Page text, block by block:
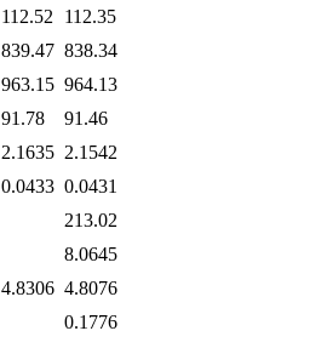
112.52
112.35
839.47 838.34
963.15 964.13
91.78
91.46
2.1635 2.1542
0.0433 0.0431
213.02
8.0645
4.8306 4.8076
0.1776